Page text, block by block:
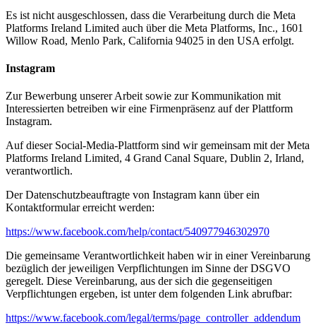
Es ist nicht ausgeschlossen, dass die Verarbeitung durch die Meta
Platforms Ireland Limited auch über die Meta Platforms, Inc., 1601
Willow Road, Menlo Park, California 94025 in den USA erfolgt.
Instagram
Zur Bewerbung unserer Arbeit sowie zur Kommunikation mit
Interessierten betreiben wir eine Firmenpräsenz auf der Plattform
Instagram.
Auf dieser Social-Media-Plattform sind wir gemeinsam mit der Meta
Platforms Ireland Limited, 4 Grand Canal Square, Dublin 2, Irland,
verantwortlich.
Der Datenschutzbeauftragte von Instagram kann über ein
Kontaktformular erreicht werden:
https://www.facebook.com/help/contact/540977946302970
Die gemeinsame Verantwortlichkeit haben wir in einer Vereinbarung
bezüglich der jeweiligen Verpflichtungen im Sinne der DSGVO
geregelt. Diese Vereinbarung, aus der sich die gegenseitigen
Verpflichtungen ergeben, ist unter dem folgenden Link abrufbar:
https://www.facebook.com/legal/terms/page_controller_addendum